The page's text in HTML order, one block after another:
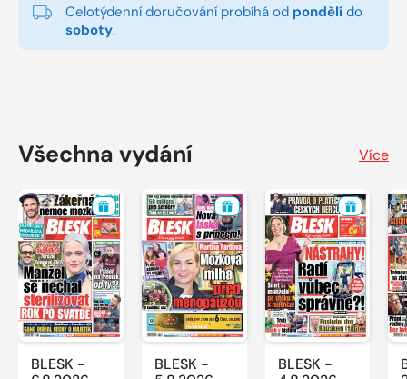
Celotýdenní doručování probíhá od pondělí do
soboty.
Všechna vydání Více
BLESK -
BLESK -
BLESK -